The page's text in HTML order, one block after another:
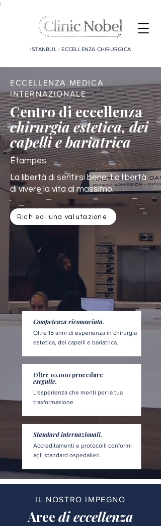
;
ISTANBUL - ECCELLENZA CHIRURGICA
ECCELLENZA MEDICA
INTERNAZIONALE
Centro di eccellenza
chirurgia estetica, dei
capelli e bariatrica
Étampes
La libertà di sentirsi bene. La libertà
di vivere la vita al massimo.
Richiedi una valutazione
Competenza riconosciuta.
Oltre 15 anni di esperienza in chirurgia
estetica, dei capelli e bariatrica.
Oltre 10.000 procedure
eseguite.
L'esperienza che meriti per la tua
trasformazione.
Standard internazionali.
Accreditamenti e protocolli conformi
agli standard ospedalieri.
IL NOSTRO IMPEGNO
Aree di eccellenza